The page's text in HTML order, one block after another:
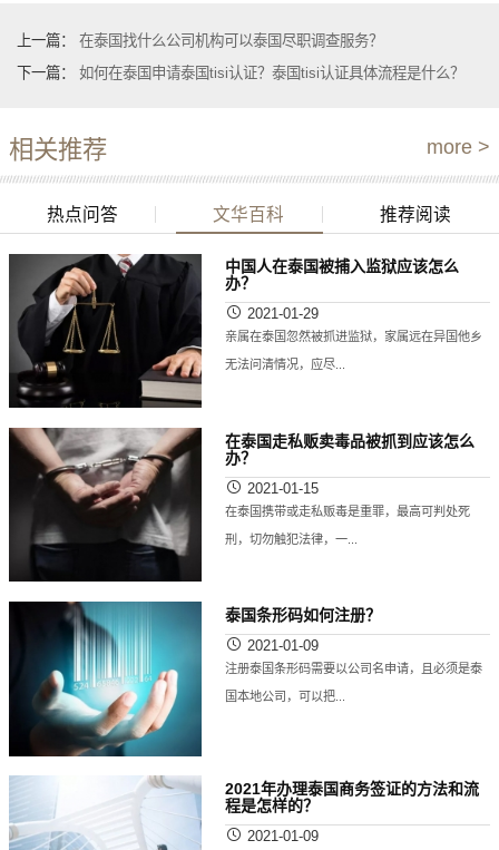
上一篇：
在泰国找什么公司机构可以泰国尽职调查服务？
下一篇：
如何在泰国申请泰国tisi认证？泰国tisi认证具体流程是什么？
相关推荐 more >
热点问答 文华百科 推荐阅读
中国人在泰国被捕入监狱应该怎么
办？
2021-01-29
亲属在泰国忽然被抓进监狱，家属远在异国他乡
无法问清情况，应尽...
在泰国走私贩卖毒品被抓到应该怎么
办？
2021-01-15
在泰国携带或走私贩毒是重罪，最高可判处死
刑，切勿触犯法律，一...
泰国条形码如何注册？
2021-01-09
注册泰国条形码需要以公司名申请，且必须是泰
国本地公司，可以把...
2021年办理泰国商务签证的方法和流
程是怎样的？
2021-01-09